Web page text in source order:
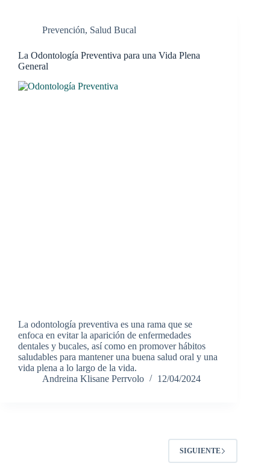
Prevención, Salud Bucal
La Odontología Preventiva para una Vida Plena
General
La odontología preventiva es una rama que se
enfoca en evitar la aparición de enfermedades
dentales y bucales, así como en promover hábitos
saludables para mantener una buena salud oral y una
vida plena a lo largo de la vida.
Andreina Klisane Perrvolo
12/04/2024
SIGUIENTE